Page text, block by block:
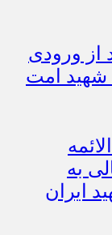
از ورودی
شهید امت
به
ایران